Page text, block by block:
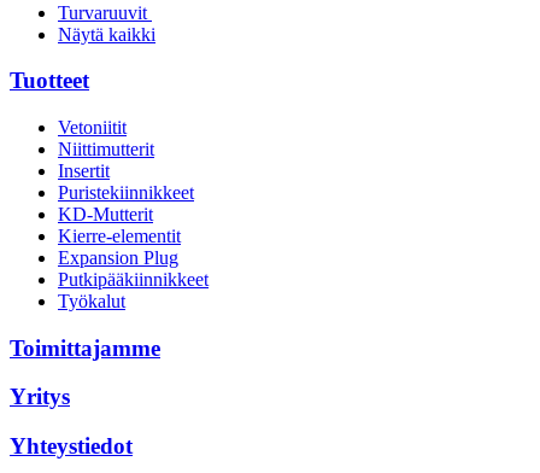
Turvaruuvit
Näytä kaikki
Tuotteet
Vetoniitit
Niittimutterit
Insertit
Puristekiinnikkeet
KD-Mutterit
Kierre-elementit
Expansion Plug
Putkipääkiinnikkeet
Työkalut
Toimittajamme
Yritys
Yhteystiedot